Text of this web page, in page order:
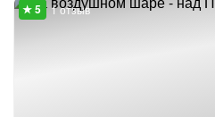
1 отзыв